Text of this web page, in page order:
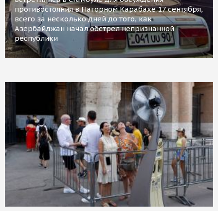
противостояния в Нагорном Карабахе 17 сентября,
всего за несколько дней до того, как
Азербайджан начал обстрел непризнанной
республики